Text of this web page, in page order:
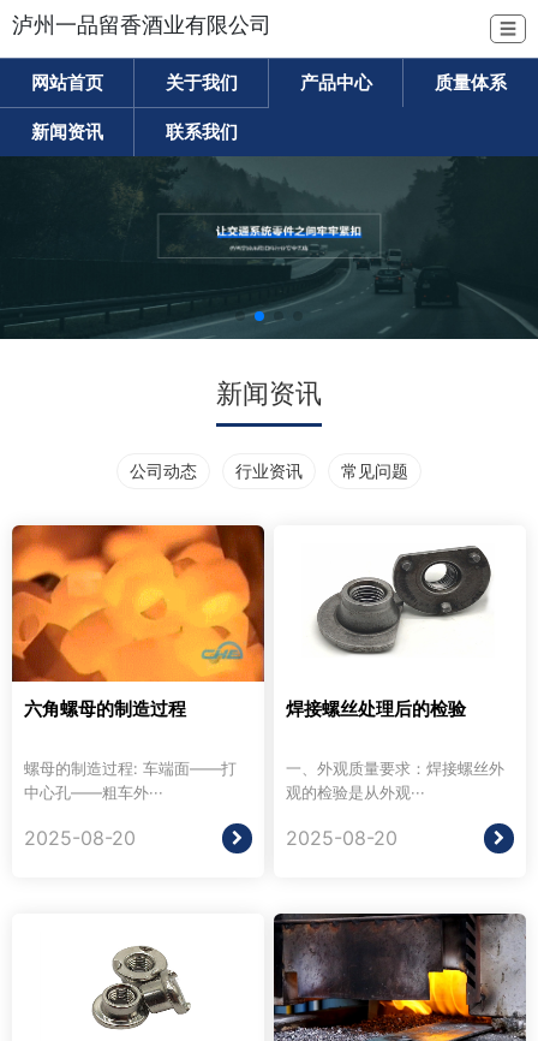
泸州一品留香酒业有限公司 ☰
网站首页 关于我们 产品中心 质量体系
新闻资讯 联系我们
新闻资讯
公司动态 行业资讯 常见问题
六角螺母的制造过程
螺母的制造过程: 车端面——打
中心孔——粗车外···
2025-08-20
焊接螺丝处理后的检验
一、外观质量要求：焊接螺丝外
观的检验是从外观···
2025-08-20